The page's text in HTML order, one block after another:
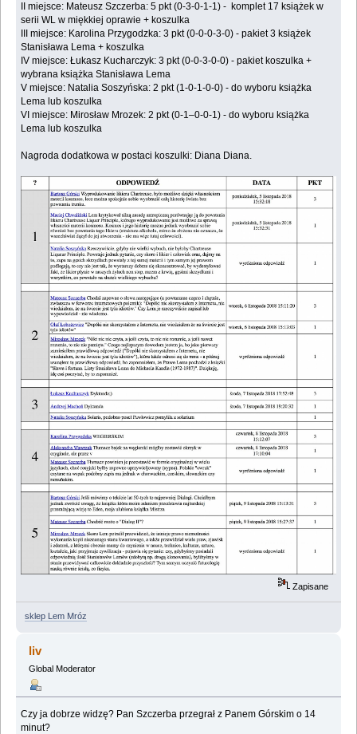
II miejsce: Mateusz Szczerba: 5 pkt (0-3-0-1-1) - komplet 17 książek w
serii WL w miękkiej oprawie + koszulka
III miejsce: Karolina Przygodzka: 3 pkt (0-0-0-3-0) - pakiet 3 książek
Stanisława Lema + koszulka
IV miejsce: Łukasz Kucharczyk: 3 pkt (0-0-3-0-0) - pakiet koszulka +
wybrana książka Stanisława Lema
V miejsce: Natalia Soszyńska: 2 pkt (1-0-1-0-0) - do wyboru książka
Lema lub koszulka
VI miejsce: Mirosław Mrozek: 2 pkt (0-1–0-0-1) - do wyboru książka
Lema lub koszulka
Nagroda dodatkowa w postaci koszulki: Diana Diana.
Zapisane
sklep Lem Mróz
liv
Global Moderator
Czy ja dobrze widzę? Pan Szczerba przegrał z Panem Górskim o 14
minut?